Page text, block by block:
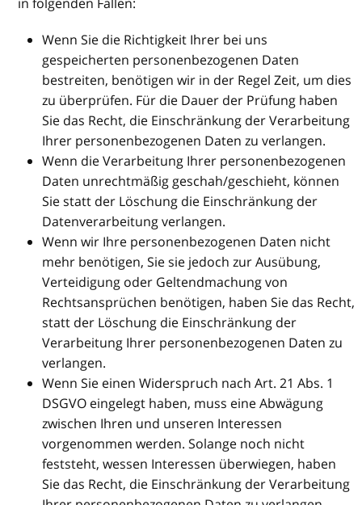
Wenn Sie die Richtigkeit Ihrer bei uns
gespeicherten personenbezogenen Daten
bestreiten, benötigen wir in der Regel Zeit, um dies
zu überprüfen. Für die Dauer der Prüfung haben
Sie das Recht, die Einschränkung der Verarbeitung
Ihrer personenbezogenen Daten zu verlangen.
Wenn die Verarbeitung Ihrer personenbezogenen
Daten unrechtmäßig geschah/geschieht, können
Sie statt der Löschung die Einschränkung der
Datenverarbeitung verlangen.
Wenn wir Ihre personenbezogenen Daten nicht
mehr benötigen, Sie sie jedoch zur Ausübung,
Verteidigung oder Geltendmachung von
Rechtsansprüchen benötigen, haben Sie das Recht,
statt der Löschung die Einschränkung der
Verarbeitung Ihrer personenbezogenen Daten zu
verlangen.
Wenn Sie einen Widerspruch nach Art. 21 Abs. 1
DSGVO eingelegt haben, muss eine Abwägung
zwischen Ihren und unseren Interessen
vorgenommen werden. Solange noch nicht
feststeht, wessen Interessen überwiegen, haben
Sie das Recht, die Einschränkung der Verarbeitung